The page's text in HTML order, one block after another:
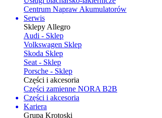
Centrum Napraw Akumulatorów
Serwis
Sklepy Allegro
Audi - Sklep
Volkswagen Sklep
Skoda Sklep
Seat - Sklep
Porsche - Sklep
Części i akcesoria
Części zamienne NORA B2B
Części i akcesoria
Kariera
Grupa Krotoski